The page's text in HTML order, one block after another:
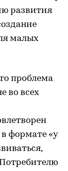
развития
малых
проблема
во всех
формате «у